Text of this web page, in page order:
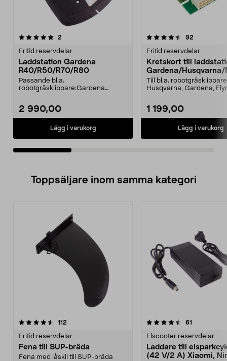
2
Fritid reservdelar
Laddstation Gardena
R40/R50/R70/R80
Passande bl.a.
robotgräsklippare:Gardena
2 990,00
Lägg i varukorg
4.5av 5 stjärnor 92
Fritid reservdelar
Kretskort till
Gardena/Husqvarna/
ch/Flymo
Till bl.a. robotgräsklippare
Husqvarna, Gardena,
1 199,00
Lägg i varukorg
4.5av 5 stjärnor
Toppsäljare inom samma kategori
112
Fritid reservdelar
Fena till SUP-bräda
Fena med låskil till SUP-bräda
4.5 av 5 stjärnor 61
Elscooter reservdelar
Laddare till
(42 V/2 A) Xiaomi,
4.5 av 5 stjärnor